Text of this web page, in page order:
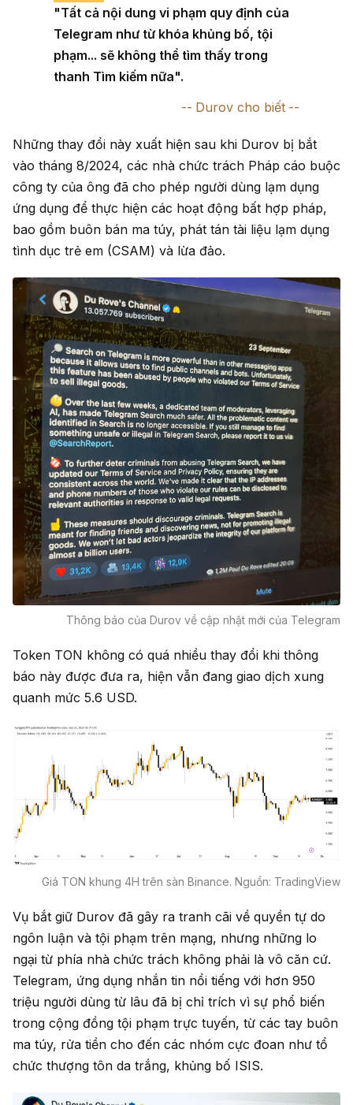
"Tất cả nội dung vi phạm quy định của
Telegram như từ khóa khủng bố, tội
phạm... sẽ không thể tìm thấy trong
thanh Tìm kiếm nữa".
Durov cho biết
Những thay đổi này xuất hiện sau khi Durov bị bắt
vào tháng 8/2024, các nhà chức trách Pháp cáo buộc
công ty của ông đã cho phép người dùng lạm dụng
ứng dụng để thực hiện các hoạt động bất hợp pháp,
bao gồm buôn bán ma túy, phát tán tài liệu lạm dụng
tình dục trẻ em (CSAM) và lừa đảo.
Thông báo của Durov về cập nhật mới của Telegram
Token TON không có quá nhiều thay đổi khi thông
báo này được đưa ra, hiện vẫn đang giao dịch xung
quanh mức 5.6 USD.
Giá TON khung 4H trên sàn Binance. Nguồn: TradingView
Vụ bắt giữ Durov đã gây ra tranh cãi về quyền tự do
ngôn luận và tội phạm trên mạng, nhưng những lo
ngại từ phía nhà chức trách không phải là vô căn cứ.
Telegram, ứng dụng nhắn tin nổi tiếng với hơn 950
triệu người dùng từ lâu đã bị chỉ trích vì sự phổ biến
trong cộng đồng tội phạm trực tuyến, từ các tay buôn
ma túy, rửa tiền cho đến các nhóm cực đoan như tổ
chức thượng tôn da trắng, khủng bố ISIS.